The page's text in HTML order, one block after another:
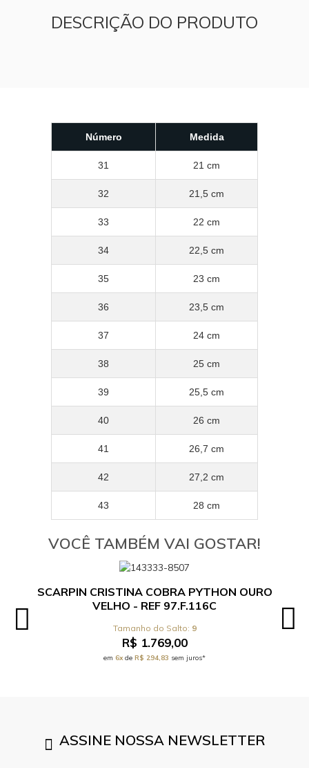
DESCRIÇÃO DO PRODUTO
Número Medida
31 21 cm
32 21,5 cm
33 22 cm
34 22,5 cm
35 23 cm
36 23,5 cm
37 24 cm
38 25 cm
39 25,5 cm
40 26 cm
41 26,7 cm
42 27,2 cm
43 28 cm
VOCÊ TAMBÉM VAI GOSTAR!
SCARPIN CRISTINA COBRA PYTHON OURO
VELHO - REF 97.F.116C
9
R$ 1.769,00
em 6xde R$ 294,83 sem juros*
ASSINE NOSSA NEWSLETTER